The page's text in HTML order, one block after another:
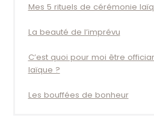
Mes 5 rituels de cérémonie
La beauté de l’imprévu
C’est quoi pour moi être
laïque ?
Les bouffées de bonheur